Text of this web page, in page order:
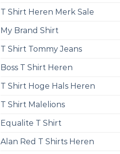
T Shirt Heren Merk Sale
My Brand Shirt
T Shirt Tommy Jeans
Boss T Shirt Heren
T Shirt Hoge Hals Heren
T Shirt Malelions
Equalite T Shirt
Alan Red T Shirts Heren